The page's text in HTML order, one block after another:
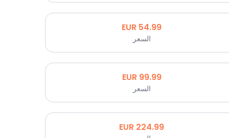
54.99
EUR
السعر
99.99
EUR
السعر
224.99
EUR